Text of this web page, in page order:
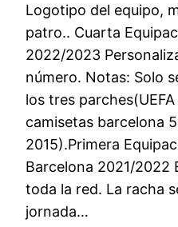
Logotipo del equipo,
patro.. Cuarta
2022/2023
número. Notas: Solo
los tres
camisetas barcelona
2015).Primera
Barcelona 2021/2022
toda la red. La racha
jornada…